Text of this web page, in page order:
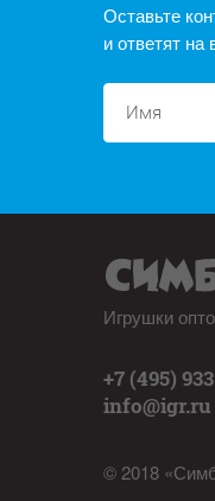
Оставьте
и ответят на
Игрушки
+7 (495)
info@igr.ru
© 2018